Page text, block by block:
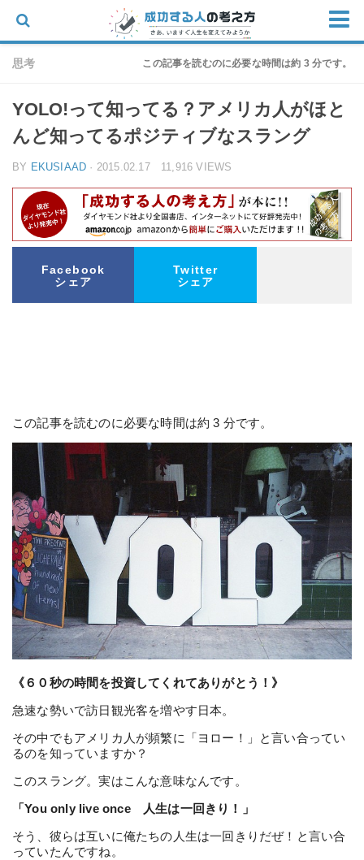
ホーム
仕事
物語
朝の迎え方
お問い合わせ
思考 この記事を読むのに必要な時間は約 3 分です。
YOLO!って知ってる？アメリカ人がほと
んど知ってるポジティブなスラング
BY EKUSIAAD · 2015.02.17 11,916 VIEWS
Facebook
シェア
Twitter
シェア
この記事を読むのに必要な時間は約 3 分です。
《６０秒の時間を投資してくれてありがとう！》
急速な勢いで訪日観光客を増やす日本。
その中でもアメリカ人が頻繁に「ヨロー！」と言い合ってい
るのを知っていますか？
このスラング。実はこんな意味なんです。
「You only live once 人生は一回きり！」
そう、彼らは互いに俺たちの人生は一回きりだぜ！と言い合
っていたんですね。